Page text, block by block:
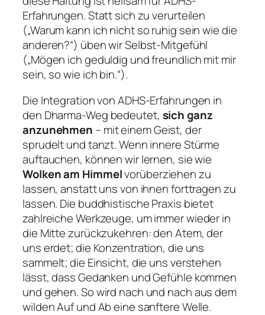
Erfahrungen. Statt sich zu verurteilen
(„Warum kann ich nicht so ruhig sein wie die
anderen?“) üben wir Selbst-Mitgefühl
(„Mögen ich geduldig und freundlich mit mir
sein, so wie ich bin.“).
Die Integration von ADHS-Erfahrungen in
den Dharma-Weg bedeutet, sich ganz
anzunehmen – mit einem Geist, der
sprudelt und tanzt. Wenn innere Stürme
auftauchen, können wir lernen, sie wie
Wolken am Himmelvorüberziehen zu
lassen, anstatt uns von ihnen forttragen zu
lassen. Die buddhistische Praxis bietet
zahlreiche Werkzeuge, um immer wieder in
die Mitte zurückzukehren: den Atem, der
uns erdet; die Konzentration, die uns
sammelt; die Einsicht, die uns verstehen
lässt, dass Gedanken und Gefühle kommen
und gehen. So wird nach und nach aus dem
wilden Auf und Ab eine sanftere Welle.